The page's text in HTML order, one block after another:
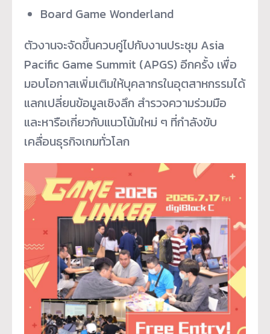
Board Game Wonderland
ตัวงานจะจัดขึ้นควบคู่ไปกับงานประชุม Asia
Pacific Game Summit (APGS) อีกครั้ง เพื่อ
มอบโอกาสเพิ่มเติมให้บุคลากรในอุตสาหกรรมได้
แลกเปลี่ยนข้อมูลเชิงลึก สำรวจความร่วมมือ
และหารือเกี่ยวกับแนวโน้มใหม่ ๆ ที่กำลังขับ
เคลื่อนธุรกิจเกมทั่วโลก